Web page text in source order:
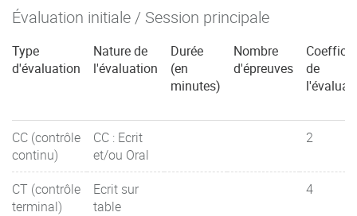
Évaluation initiale / Session principale
Type
d'évaluation
Nature de
l'évaluation
Durée
(en
minutes)
Nombre
d'épreuves
de
CC (contrôle
continu)
CC : Ecrit
et/ou Oral
2
CT (contrôle
terminal)
Ecrit sur
table
4